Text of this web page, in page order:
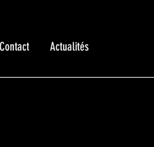
Contact Actualités